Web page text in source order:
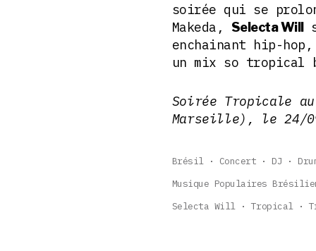
soirée qui se
Makeda,
Selecta Will
enchainant hip-
un mix so tropical
Soirée Tropicale
Marseille), le 24/
Brésil Concert DJ
Musique Populaires
Selecta Will
Tropical